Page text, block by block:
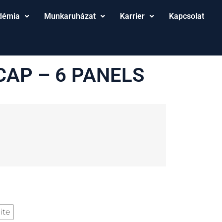
Munkaruházat Karrier Kapcsolat
– 6 PANELS